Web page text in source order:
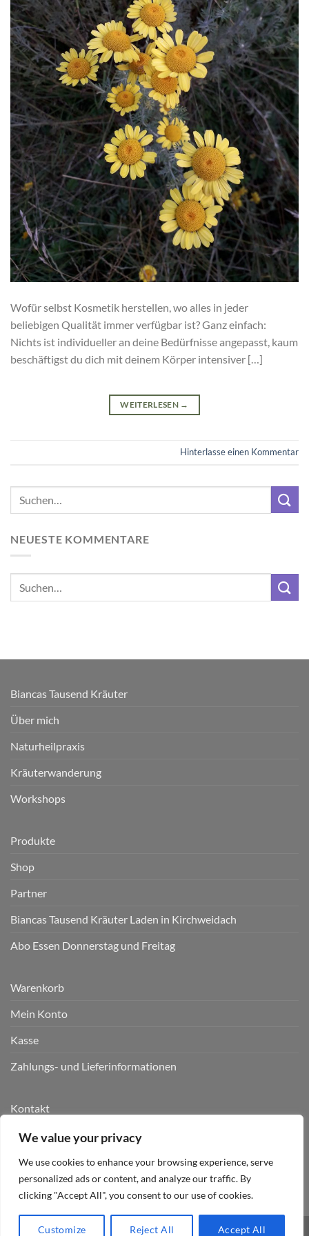
We value your privacy
We use cookies to enhance your browsing experience, serve
personalized ads or content, and analyze our traffic. By
clicking "Accept All", you consent to our use of cookies.
Customize Reject All Accept All
Wofür selbst Kosmetik herstellen, wo alles in jeder
beliebigen Qualität immer verfügbar ist? Ganz einfach:
Nichts ist individueller an deine Bedürfnisse angepasst, kaum
beschäftigst du dich mit deinem Körper intensiver […]
WEITERLESEN →
Hinterlasse einen Kommentar
NEUESTE KOMMENTARE
Biancas Tausend Kräuter
Über mich
Naturheilpraxis
Kräuterwanderung
Workshops
Produkte
Shop
Partner
Biancas Tausend Kräuter Laden in Kirchweidach
Abo Essen Donnerstag und Freitag
Warenkorb
Mein Konto
Kasse
Zahlungs- und Lieferinformationen
Kontakt
AGB
Datenschutz
Impressum